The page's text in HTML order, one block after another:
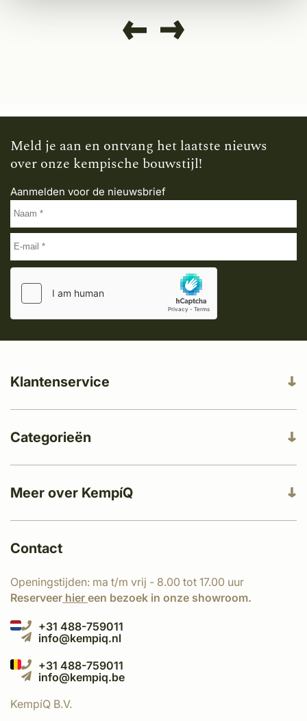
Meld je aan en ontvang het laatste nieuws
over onze kempische bouwstijl!
Aanmelden voor de nieuwsbrief
Meer over KempíQ
Klantenservice
Categorieën
Contact
Openingstijden: ma t/m vrij - 8.00 tot 17.00 uur
Reserveer hier een bezoek in onze showroom.
+31 488-759011
info@kempiq.nl
+31 488-759011
info@kempiq.be
KempíQ B.V.